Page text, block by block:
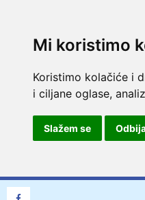
Mi koristimo
Koristimo kolačiće i
i ciljane oglase,
Slažem se